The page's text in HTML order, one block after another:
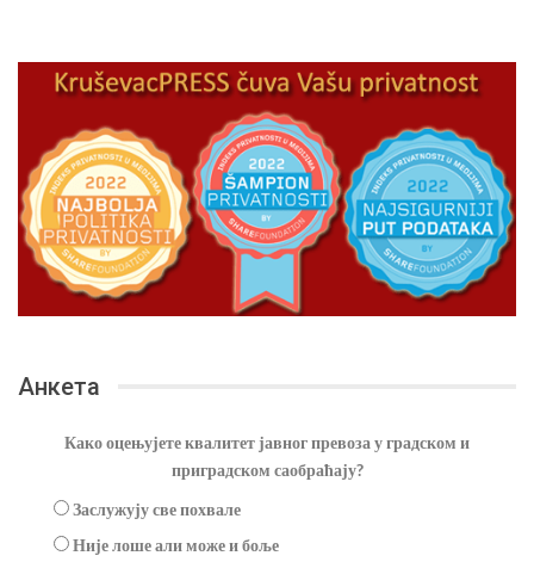
Анкета
Како оцењујете квалитет јавног превоза у градском и
приградском саобраћају?
Заслужују све похвале
Није лоше али може и боље